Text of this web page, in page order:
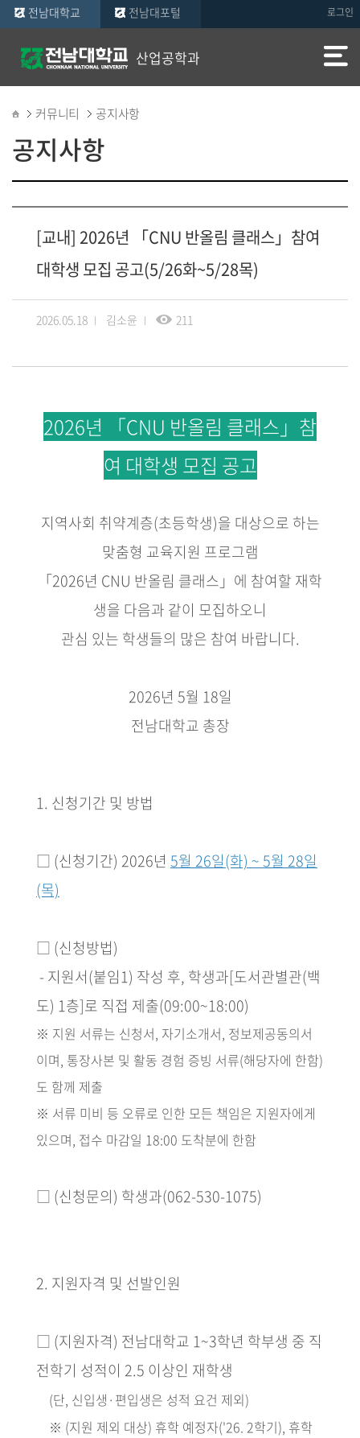
로그인
전남대학교 전남대포털
산업공학과
커뮤니티 공지사항
공지사항
[교내] 2026년 「CNU 반올림 클래스」참여
대학생 모집 공고(5/26화~5/28목)
2026.05.18 김소윤 211
2026년 「CNU 반올림 클래스」참
여 대학생 모집 공고
지역사회 취약계층(초등학생)을 대상으로 하는
맞춤형 교육지원 프로그램
「2026년 CNU 반올림 클래스 」 에 참여할 재학
생을 다음과 같이 모집하오니
관심 있는 학생들의 많은 참여 바랍니다.
2026년 5월 18일
전남대학교 총장
1. 신청기간 및 방법
□ (신청기간) 2026년 5월 26일(화) ~ 5월 28일
(목)
□ (신청방법)
­ - 지원서(붙임1) 작성 후, 학생과[도서관별관(백
도) 1층]로 직접 제출(09:00~18:00)
※ 지원 서류는 신청서, 자기소개서, 정보제공동의서
이며, 통장사본 및 활동 경험 증빙 서류(해당자에 한함)
도 함께 제출
※ 서류 미비 등 오류로 인한 모든 책임은 지원자에게
있으며, 접수 마감일 18:00 도착분에 한함
□ (신청문의) 학생과(062-530-1075)
2. 지원자격 및 선발인원
□ (지원자격) 전남대학교 1~3학년 학부생 중 직
전학기 성적이 2.5 이상인 재학생
(단, 신입생 · 편입생은 성적 요건 제외)
※ (지원 제외 대상) 휴학 예정자('26. 2학기), 휴학